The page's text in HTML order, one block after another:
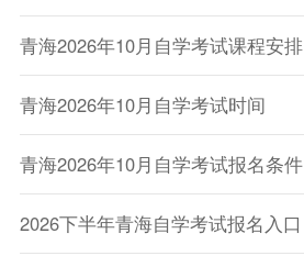
青海2026年10月自学考试课程安排
青海2026年10月自学考试时间
青海2026年10月自学考试报名条件
2026下半年青海自学考试报名入口